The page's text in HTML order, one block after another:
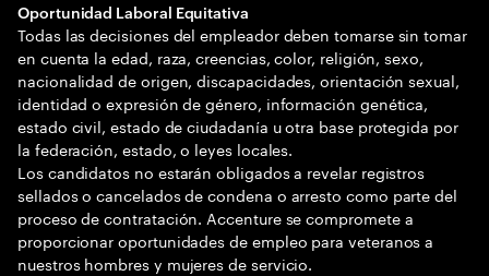
Oportunidad Laboral Equitativa
Todas las decisiones del empleador deben tomarse sin tomar
en cuenta la edad, raza, creencias, color, religión, sexo,
nacionalidad de origen, discapacidades, orientación sexual,
identidad o expresión de género, información genética,
estado civil, estado de ciudadanía u otra base protegida por
la federación, estado, o leyes locales.
Los candidatos no estarán obligados a revelar registros
sellados o cancelados de condena o arresto como parte del
proceso de contratación. Accenture se compromete a
proporcionar oportunidades de empleo para veteranos a
nuestros hombres y mujeres de servicio.